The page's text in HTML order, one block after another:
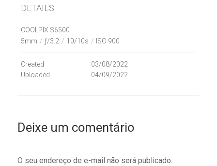
DETAILS
COOLPIX S6500
5mm / ƒ/3.2 / 10/10s / ISO 900
Created
03/08/2022
Uploaded
04/09/2022
Deixe um comentário
O seu endereço de e-mail não será publicado.